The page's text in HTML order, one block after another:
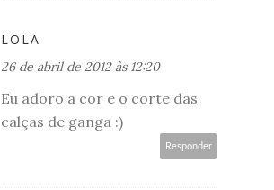
LOLA
26 de abril de 2012 às 12:20
Eu adoro a cor e o corte das
calças de ganga :)
Responder